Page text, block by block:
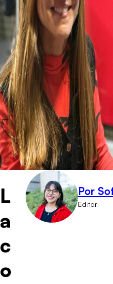
L
a
c
o
Por
Editor